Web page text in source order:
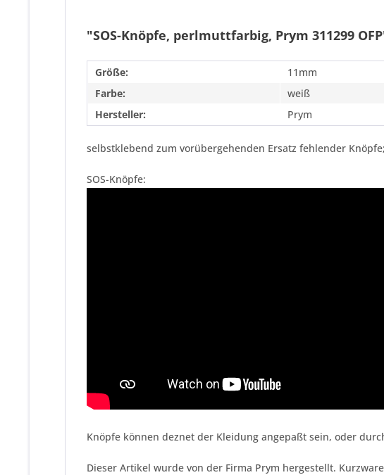
"SOS-Knöpfe, perlmuttfarbig, Prym 311299
Größe:
11mm
Farbe:
weiß
Hersteller:
Prym
selbstklebend zum vorübergehenden Ersatz fehlender
SOS-Knöpfe:
Knöpfe können deznet der Kleidung angepaßt sein, oder
Dieser Artikel wurde von der Firma Prym hergestellt.